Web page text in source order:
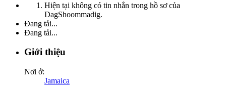
Hiện tại không có tin nhắn trong hồ sơ của
DagShoommadig.
Đang tải...
Đang tải...
Giới thiệu
Nơi ở:
Jamaica